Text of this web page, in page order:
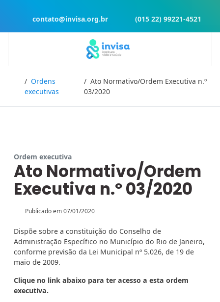
contato@invisa.org.br (015 22) 99221-4521
InícioOrdens
executivas
Ato Normativo/Ordem Executiva n.º
03/2020
Ordem executiva
Ato Normativo/Ordem
Executiva n.º 03/2020
Publicado em07/01/2020
Dispõe sobre a constituição do Conselho de
Administração Específico no Município do Rio de Janeiro,
conforme previsão da Lei Municipal nº 5.026, de 19 de
maio de 2009.
Clique no link abaixo para ter acesso a esta ordem
executiva.